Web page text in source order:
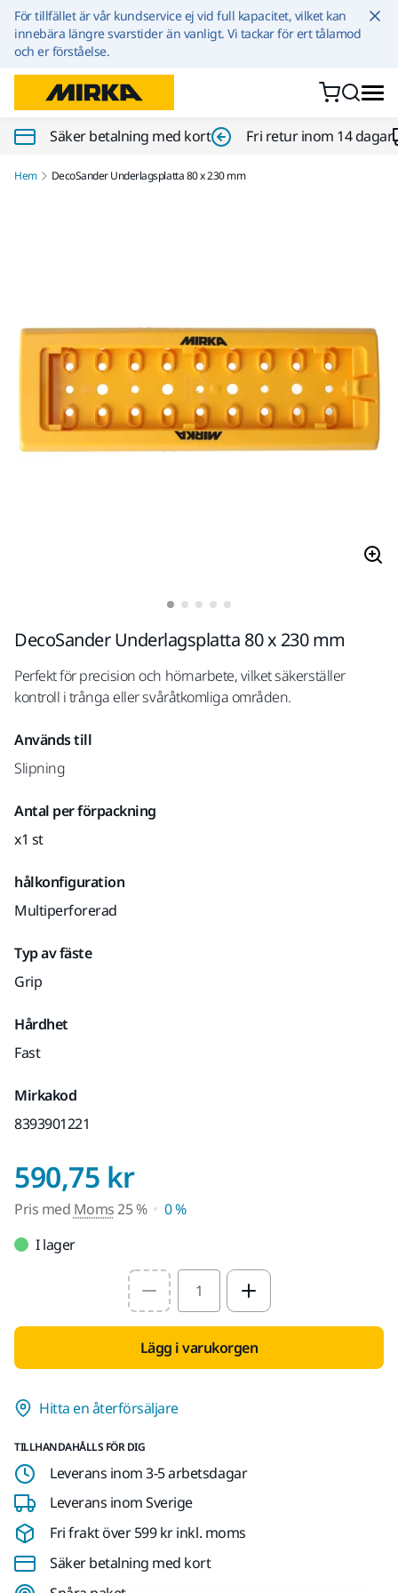
Hoppa till innehållet
För tillfället är vår kundservice ej vid full kapacitet, vilket kan
innebära längre svarstider än vanligt. Vi tackar för ert tålamod
och er förståelse.
Säker betalning med kort Fri retur inom 14 dagar
Hem DecoSander Underlagsplatta 80 x 230 mm
DecoSander Underlagsplatta 80 x 230 mm
Perfekt för precision och hörnarbete, vilket säkerställer
kontroll i trånga eller svåråtkomliga områden.
Används till
Slipning
Antal per förpackning
x1 st
hålkonfiguration
Multiperforerad
Typ av fäste
Grip
Hårdhet
Fast
Mirkakod
8393901221
590,75 krPris med Moms 25
Pris med Moms25 %
0 %
I lager
Select quantity value
Lägg i varukorgen
Hitta en återförsäljare
TILLHANDAHÅLLS FÖR DIG
Leverans inom 3-5 arbetsdagar
Leverans inom Sverige
Fri frakt över 599 kr inkl. moms
Säker betalning med kort